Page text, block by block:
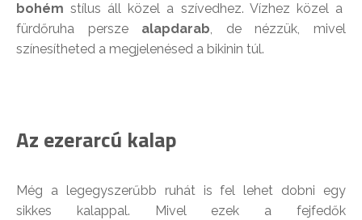
bohém stílus áll közel a szívedhez. Vízhez közel a
fürdőruha persze alapdarab, de nézzük, mivel
színesítheted a megjelenésed a bikinin túl.
Az ezerarcú kalap
Még a legegyszerűbb ruhát is fel lehet dobni egy
sikkes kalappal. Mivel ezek a fejfedők